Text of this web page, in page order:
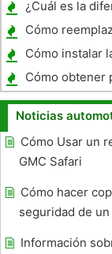
¿Cuál es la
AWD?
Cómo
delanteras en
Cómo instalar
del calentador
Cómo obtener
Noticias
Cómo Usar un
GMC Safari
Cómo hacer
seguridad de
Información